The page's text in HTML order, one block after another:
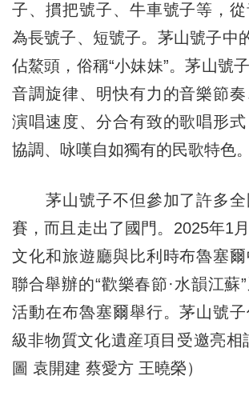
子、摜把號子、牛車號子等，
為長號子、短號子。茅山號子中
佔鰲頭，俗稱“小妹妹”。茅山號
音調旋律、明快有力的音樂節
演唱速度、分合有致的歌唱形
協調、咏嘆自如獨有的民歌特色。
茅山號子不但參加了許多全
賽，而且走出了國門。2025年1
文化和旅遊廳與比利時布魯塞
聯合舉辦的“歡樂春節·水韻江蘇
活動在布魯塞爾舉行。茅山號
級非物質文化遺産項目受邀亮相
圖 袁開建 蔡愛方 王曉榮）